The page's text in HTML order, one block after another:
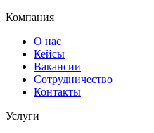
Компания
О нас
Кейсы
Вакансии
Сотрудничество
Контакты
Услуги